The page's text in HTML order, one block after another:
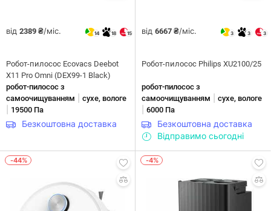
від 2389 ₴/міс. 14 18 15
Робот-пилосос Ecovacs Deebot
X11 Pro Omni (DEX99-1 Black)
робот-пилосос з
самоочищуванням
сухе, вологе
19500 Па
Безкоштовна доставка
від 6667 ₴/міс. 3 3 3
Робот-пилосос Philips XU2100/25
робот-пилосос з
самоочищуванням
сухе, вологе
6000 Па
Безкоштовна доставка
Відправимо сьогодні
-44% -4%